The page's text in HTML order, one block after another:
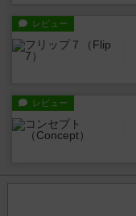
レビュー
レビュー